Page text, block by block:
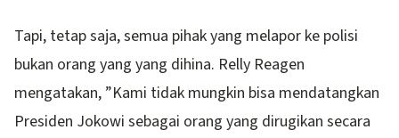
Tapi, tetap saja, semua pihak yang melapor ke polisi
bukan orang yang yang dihina. Relly Reagen
mengatakan, ”Kami tidak mungkin bisa mendatangkan
Presiden Jokowi sebagai orang yang dirugikan secara